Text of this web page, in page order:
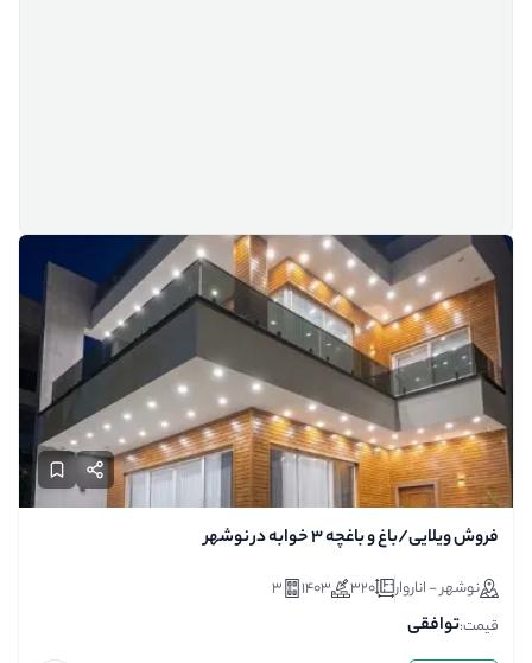
فروش ویلایی/باغ و باغچه 3 خوابه در نوشهر
نوشهر - اناروار 320
1403
3
قیمت:توافقی